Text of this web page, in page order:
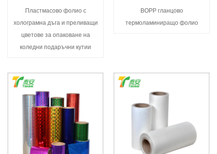
Пластмасово фолио с
холограмна дъга и преливащи
цветове за опаковане на
коледни подаръчни кутии
BOPP гланцово
термоламиниращо фолио